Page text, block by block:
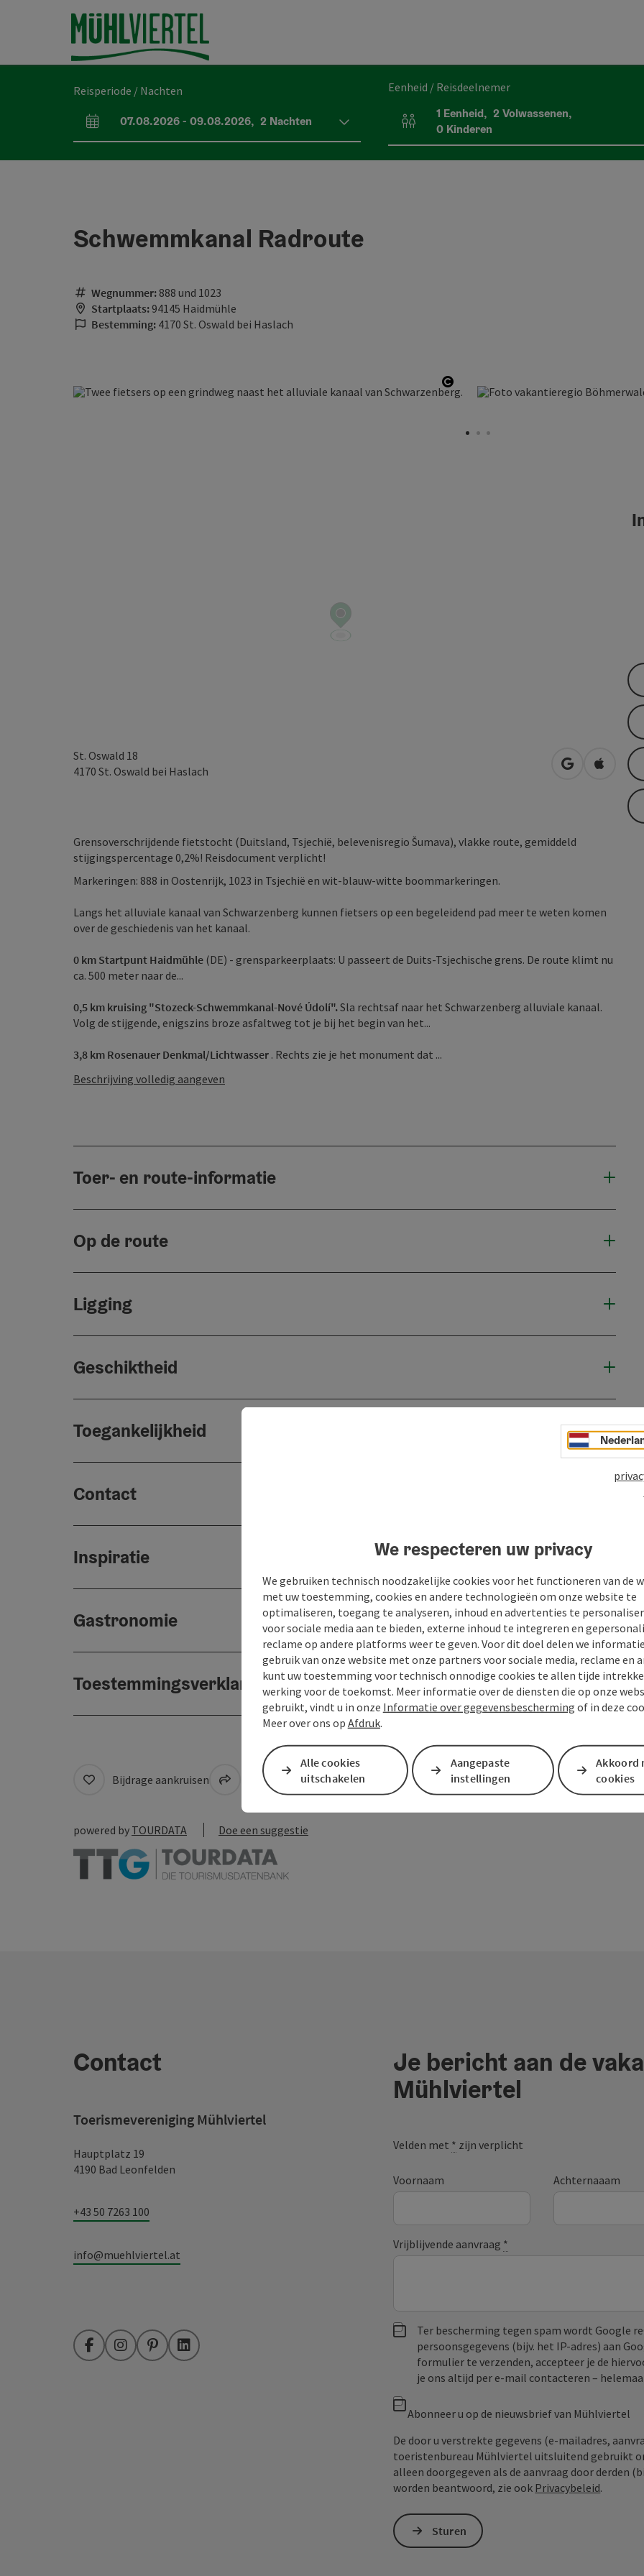
Accesskey
[0]
Navigatie Accesskey
[1]
PaginabeginAccesskey
[2]
Reisperiode / Nachten
Velden voor aankomst en vertrek
07.08.2026- 09.08.2026, 2 Nachten
Eenheid / Reisdeelnemer
Aantal eenheden en persoonsvelden
1 Eenheid, 2Volwassenen,
0 Kinderen
Schwemmkanal Radroute
Wegnummer: 888 und 1023
Startplaats: 94145 Haidmühle
Bestemming: 4170 St. Oswald bei Haslach
Start Copyright
St. Oswald 18
4170 St. Oswald bei Haslach Openen in
Openen
Grensoverschrijdende fietstocht (Duitsland, Tsjechië, belevenisregio Šumava), vlakke route, gemiddeld
stijgingspercentage 0,2%! Reisdocument verplicht!
Markeringen: 888 in Oostenrijk, 1023 in Tsjechië en wit-blauw-witte boommarkeringen.
Langs het alluviale kanaal van Schwarzenberg kunnen fietsers op een begeleidend pad meer te weten komen
over de geschiedenis van het kanaal.
0 km Startpunt Haidmühle (DE) - grensparkeerplaats: U passeert de Duits-Tsjechische grens. De route klimt nu
ca. 500 meter naar de...
0,5 km kruising "Stozeck-Schwemmkanal-Nové Údolí".Sla rechtsaf naar het Schwarzenberg alluviale kanaal.
Volg de stijgende, enigszins broze asfaltweg tot je bij het begin van het...
3,8 km Rosenauer Denkmal/Lichtwasser . Rechts zie je het monument dat ...
Beschrijving volledig aangeven
Toer- en route-informatie
Op de route
Ligging
Geschiktheid
Toegankelijkheid
Contact
Inspiratie
Gastronomie
Toestemmingsverklaring
Bijdrage aankruisen Naar favorieten PDF aanmaken Bijdrage printen In de buurt
powered by TOURDATA Doe een suggestie
Contact
Toerismevereniging Mühlviertel
Hauptplatz 19
4190 Bad Leonfelden
+43 50 7263 100
info@muehlviertel.at
FacebookInstagramPinterestLinkedIn
Je bericht aan de
Mühlviertel
Velden met * zijn verplicht
Voornaam Achternaaam
Vrijblijvende aanvraag *
Ter bescherming tegen spam wordt Google
persoonsgegevens (bijv. het IP-adres) aan
formulier te verzenden, accepteer je de
je ons altijd per e‑mail contacteren –
Abonneer u op de nieuwsbrief van Mühlviertel
De door u verstrekte gegevens (e-mailadres,
toeristenbureau Mühlviertel uitsluitend gebruikt
alleen doorgegeven als de aanvraag door derden
worden beantwoord, zie ook Privacybeleid.
Sturen
We respecteren uw privacy
We gebruiken technisch noodzakelijke cookies voor het functioneren van de
met uw toestemming, cookies en andere technologieën om onze website te
optimaliseren, toegang te analyseren, inhoud en advertenties te
voor sociale media aan te bieden, externe inhoud te integreren en
reclame op andere platforms weer te geven. Voor dit doel delen we
gebruik van onze website met onze partners voor sociale media, reclame en
kunt uw toestemming voor technisch onnodige cookies te allen tijde
werking voor de toekomst. Meer informatie over de diensten die op onze
gebruikt, vindt u in onze Informatie over gegevensbescherming of in deze
Meer over ons op Afdruk.
Alle cookies
uitschakelen
Aangepaste
instellingen
Akkoord
cookies